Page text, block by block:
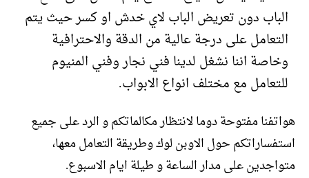
الباب دون تعريض الباب لاي خدش او كسر حيث يتم
التعامل على درجة عالية من الدقة والاحترافية
وخاصة اننا نشغل لدينا فني نجار وفني المنيوم
للتعامل مع مختلف انواع الابواب.
هواتفنا مفتوحة دوما لانتظار مكالماتكم و الرد على جميع
استفساراتكم حول الاوبن لوك وطريقة التعامل معها،
متواجدين على مدار الساعة و طيلة ايام الاسبوع.